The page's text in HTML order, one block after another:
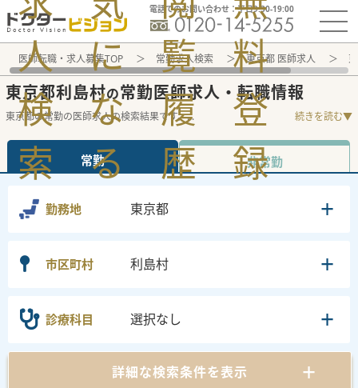
電話でのお問い合わせ：平日9:30-19:00
人
検
索
に
な
る
覧
履
歴
料
登
録
医師転職・求人募集TOP 常勤求人検索 東京都 医師求人
東京都利島村の常勤医師求人・転職情報
東京都の常勤の医師求人の検索結果です。... 続きを読む▼
常勤 非常勤
勤務地 東京都
市区町村 利島村
診療科目 選択なし
詳細な検索条件を表示